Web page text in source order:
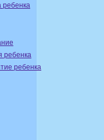
ребенка
ребенка
ребенка